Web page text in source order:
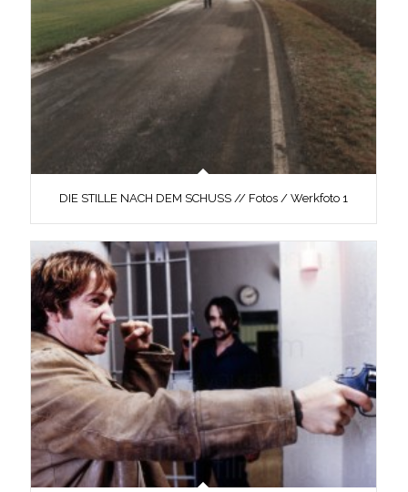
DIE STILLE NACH DEM SCHUSS // Fotos / Werkfoto 1